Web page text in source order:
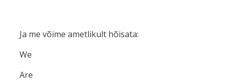
Ja me võime ametlikult hõisata:
We
Are